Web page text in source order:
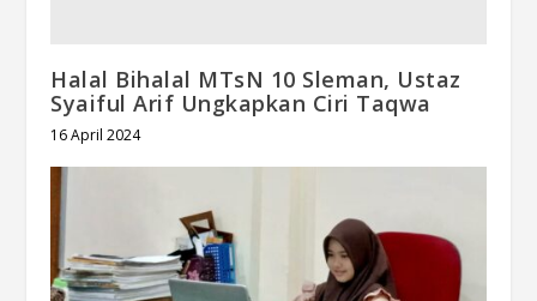
Halal Bihalal MTsN 10 Sleman, Ustaz
Syaiful Arif Ungkapkan Ciri Taqwa
16 April 2024